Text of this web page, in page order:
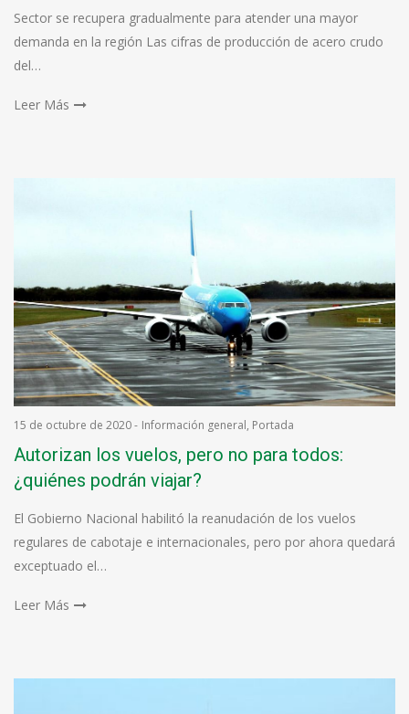
Sector se recupera gradualmente para atender una mayor
demanda en la región Las cifras de producción de acero crudo
del…
Leer Más
15 de octubre de 2020- Información general, Portada
Autorizan los vuelos, pero no para todos:
¿quiénes podrán viajar?
El Gobierno Nacional habilitó la reanudación de los vuelos
regulares de cabotaje e internacionales, pero por ahora quedará
exceptuado el…
Leer Más